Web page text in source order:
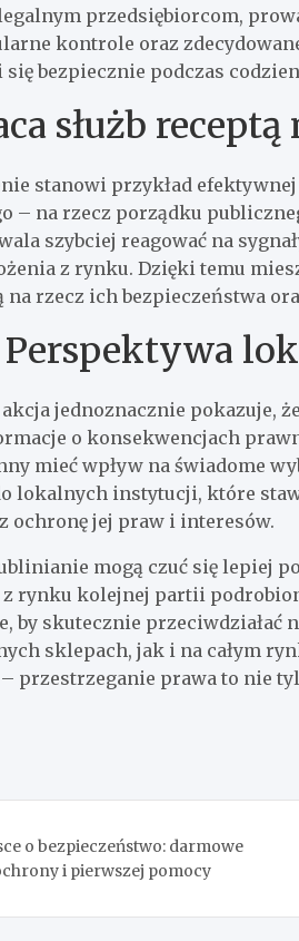
przedsiębiorcom,
kontrole oraz
bezpiecznie podczas
służb
stanowi przykład
– na rzecz porządku
szybciej reagować na
z rynku. Dzięki temu
na rzecz ich bezpieczeństwa
Perspektywa
jednoznacznie pokazuje,
o konsekwencjach
mieć wpływ na świadome
lokalnych instytucji, które
ochronę jej praw i interesów.
mogą czuć się lepiej
rynku kolejnej partii
by skutecznie
sklepach, jak i na całym
przestrzeganie prawa to nie
o bezpieczeństwo: darmowe
i pierwszej pomocy